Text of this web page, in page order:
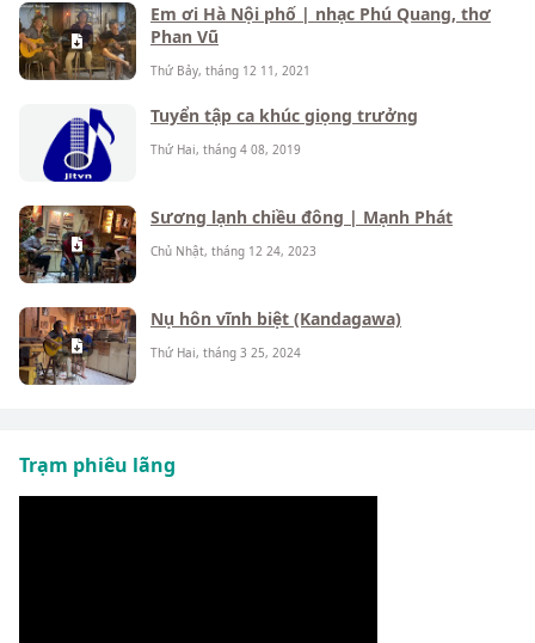
Em ơi Hà Nội phố | nhạc Phú Quang, thơ
Phan Vũ
Thứ Bảy, tháng 12 11, 2021
Tuyển tập ca khúc giọng trưởng
Thứ Hai, tháng 4 08, 2019
Sương lạnh chiều đông | Mạnh Phát
Chủ Nhật, tháng 12 24, 2023
Nụ hôn vĩnh biệt (Kandagawa)
Thứ Hai, tháng 3 25, 2024
Trạm phiêu lãng